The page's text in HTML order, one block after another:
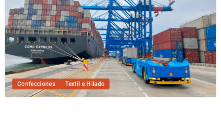
Confecciones Textil e Hilado